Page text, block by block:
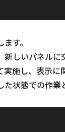
す。
しいパネルに
施し、表示に
状態での作業